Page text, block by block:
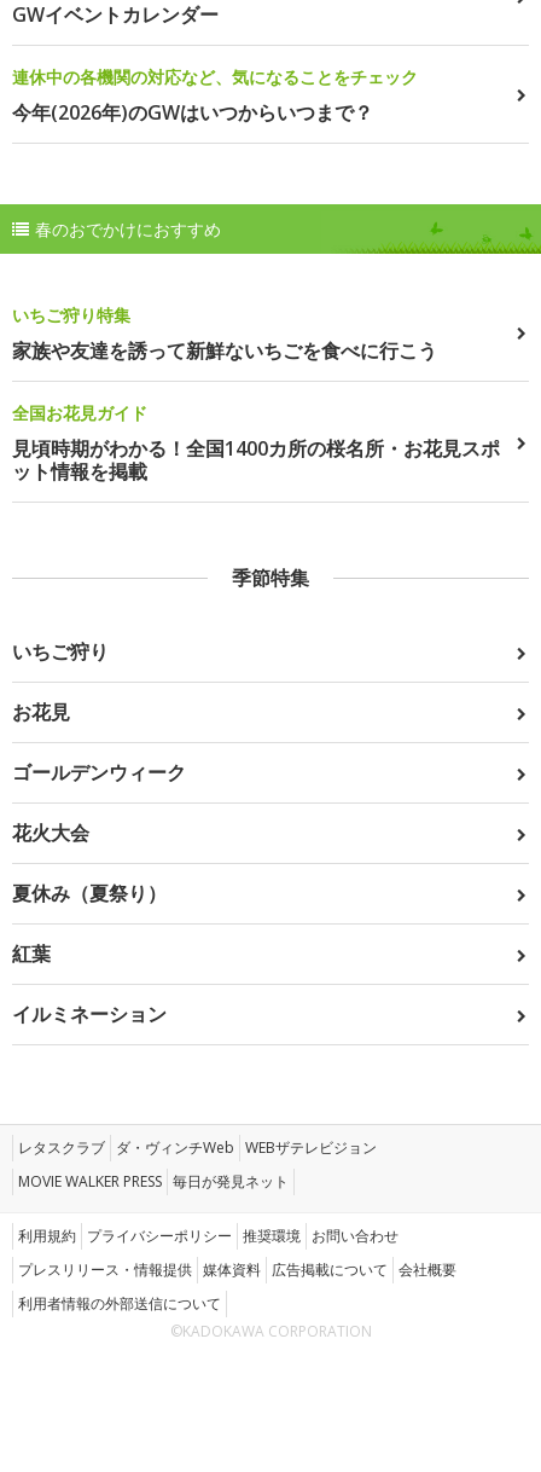
GWイベントカレンダー
連休中の各機関の対応など、気になることをチェック
今年(2026年)のGWはいつからいつまで？
春のおでかけにおすすめ
いちご狩り特集
家族や友達を誘って新鮮ないちごを食べに行こう
全国お花見ガイド
見頃時期がわかる！全国1400カ所の桜名所・お花見スポ
ット情報を掲載
季節特集
いちご狩り
お花見
ゴールデンウィーク
花火大会
夏休み（夏祭り）
紅葉
イルミネーション
レタスクラブ ダ・ヴィンチWeb WEBザテレビジョン
MOVIE WALKER PRESS 毎日が発見ネット
利用規約 プライバシーポリシー 推奨環境 お問い合わせ
プレスリリース・情報提供 媒体資料 広告掲載について 会社概要
利用者情報の外部送信について
©KADOKAWA CORPORATION